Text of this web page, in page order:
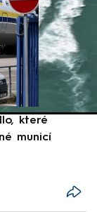
které
municí